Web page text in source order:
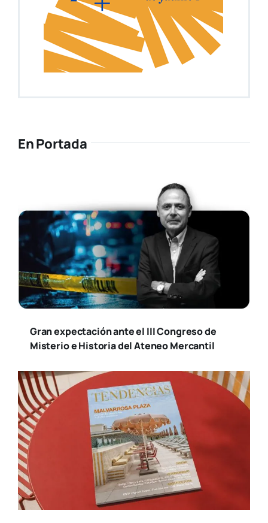
En Portada
Gran expectación ante el III Congreso de
Misterio e Historia del Ateneo Mercantil